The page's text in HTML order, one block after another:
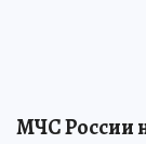
МЧС России